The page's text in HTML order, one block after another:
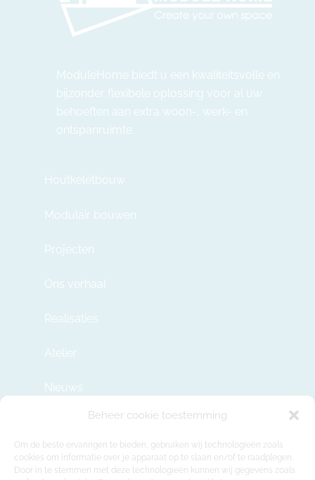
Beheer cookie toestemming
Om de beste ervaringen te bieden, gebruiken wij technologieën zoals
cookies om informatie over je apparaat op te slaan en/of te raadplegen.
Door in te stemmen met deze technologieën kunnen wij gegevens zoals
ModuleHome biedt u een kwaliteitsvolle en
bijzonder flexibele oplossing voor al uw
behoeften aan extra woon-, werk- en
ontspanruimte.
Houtkeletbouw
Modulair bouwen
Projecten
Ons verhaal
Realisaties
Atelier
Nieuws
info@modulehome.be